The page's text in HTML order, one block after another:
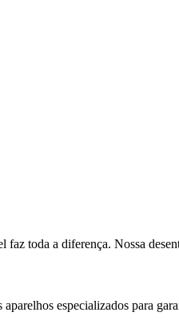
toda a diferença. Nossa
especializados para